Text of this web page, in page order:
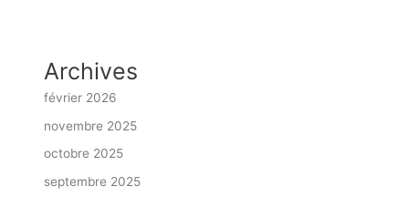
Archives
février 2026
novembre 2025
octobre 2025
septembre 2025